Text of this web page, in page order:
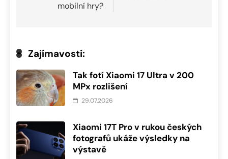
mobilní hry?
Zajímavosti:
Tak fotí Xiaomi 17 Ultra v 200
MPx rozlišení
29.07.2026
Xiaomi 17T Pro v rukou českých
fotografů ukáže výsledky na
výstavě